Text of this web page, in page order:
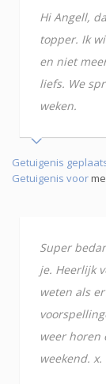
Hi Angell,
topper. Ik
en niet
liefs. We
weken.
Getuigenis
Getuigenis voor
Super
je. Heerlijk
weten als
weer horen
weekend. x.